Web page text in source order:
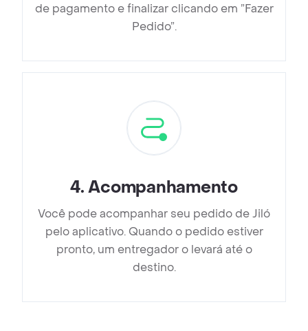
de pagamento e finalizar clicando em ”Fazer
Pedido”.
4.Acompanhamento
Você pode acompanhar seu pedido de Jiló
pelo aplicativo. Quando o pedido estiver
pronto, um entregador o levará até o
destino.